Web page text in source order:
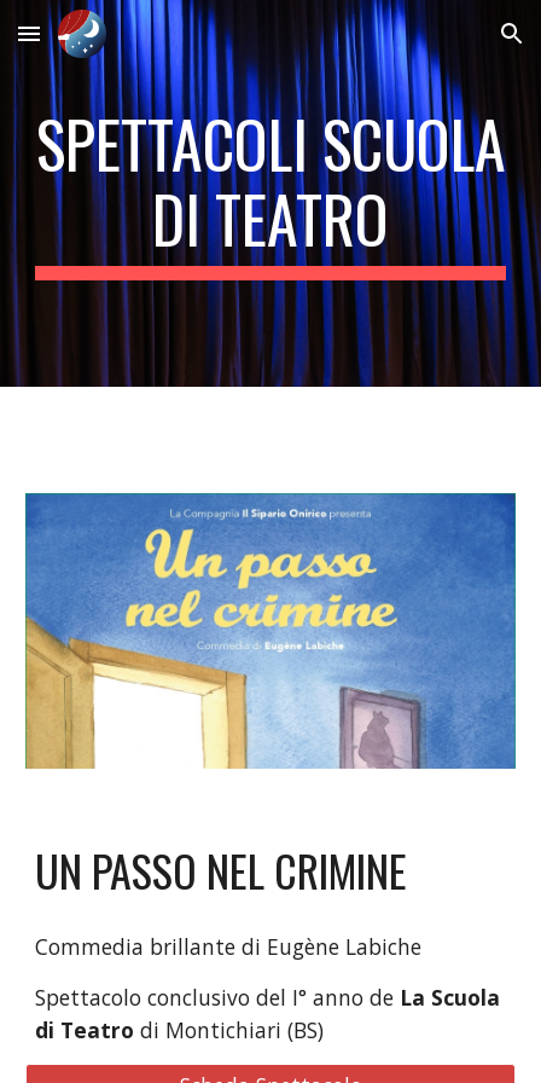
Skip to main content Skip to navigation
SPETTACOLI SCUOLA
DI TEATRO
UN PASSO NEL CRIMINE
Commedia brillante di Eugène Labiche
Spettacolo conclusivo del I° anno de La Scuola
di Teatro di Montichiari (BS)